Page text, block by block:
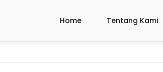
Home Tentang Kami